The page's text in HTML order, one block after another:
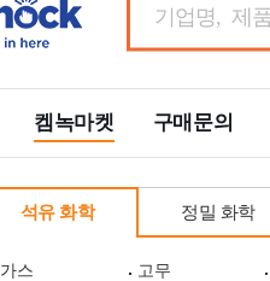
켐녹마켓 구매문의
석유 화학 정밀 화학
가스 고무